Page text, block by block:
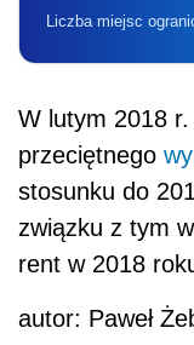
Liczba miejsc
W lutym 2018
przeciętnego
stosunku do
związku z tym
rent w 2018
autor: Paweł